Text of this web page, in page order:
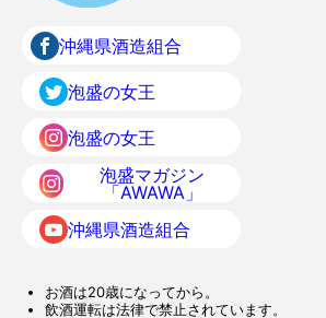
沖縄県酒造組合
泡盛の女王
泡盛の女王
泡盛マガジン
「AWAWA」
沖縄県酒造組合
お酒は20歳になってから。
飲酒運転は法律で禁止されています。